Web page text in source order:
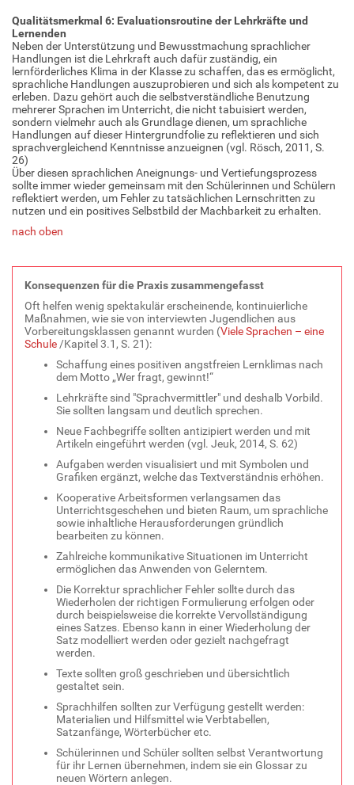
Qualitätsmerkmal 6: Evaluationsroutine der Lehrkräfte und
Lernenden
Neben der Unterstützung und Bewusstmachung sprachlicher
Handlungen ist die Lehrkraft auch dafür zuständig, ein
lernförderliches Klima in der Klasse zu schaffen, das es ermöglicht,
sprachliche Handlungen auszuprobieren und sich als kompetent zu
erleben. Dazu gehört auch die selbstverständliche Benutzung
mehrerer Sprachen im Unterricht, die nicht tabuisiert werden,
sondern vielmehr auch als Grundlage dienen, um sprachliche
Handlungen auf dieser Hintergrundfolie zu reflektieren und sich
sprachvergleichend Kenntnisse anzueignen (vgl. Rösch, 2011, S.
26)
Über diesen sprachlichen Aneignungs- und Vertiefungsprozess
sollte immer wieder gemeinsam mit den Schülerinnen und Schülern
reflektiert werden, um Fehler zu tatsächlichen Lernschritten zu
nutzen und ein positives Selbstbild der Machbarkeit zu erhalten.
nach oben
Konsequenzen für die Praxis zusammengefasst
Oft helfen wenig spektakulär erscheinende, kontinuierliche
Maßnahmen, wie sie von interviewten Jugendlichen aus
Vorbereitungsklassen genannt wurden (Viele Sprachen – eine
Schule /Kapitel 3.1, S. 21):
Schaffung eines positiven angstfreien Lernklimas nach
dem Motto „Wer fragt, gewinnt!“
Lehrkräfte sind "Sprachvermittler" und deshalb Vorbild.
Sie sollten langsam und deutlich sprechen.
Neue Fachbegriffe sollten antizipiert werden und mit
Artikeln eingeführt werden (vgl. Jeuk, 2014, S. 62)
Aufgaben werden visualisiert und mit Symbolen und
Grafiken ergänzt, welche das Textverständnis erhöhen.
Kooperative Arbeitsformen verlangsamen das
Unterrichtsgeschehen und bieten Raum, um sprachliche
sowie inhaltliche Herausforderungen gründlich
bearbeiten zu können.
Zahlreiche kommunikative Situationen im Unterricht
ermöglichen das Anwenden von Gelerntem.
Die Korrektur sprachlicher Fehler sollte durch das
Wiederholen der richtigen Formulierung erfolgen oder
durch beispielsweise die korrekte Vervollständigung
eines Satzes. Ebenso kann in einer Wiederholung der
Satz modelliert werden oder gezielt nachgefragt
werden.
Texte sollten groß geschrieben und übersichtlich
gestaltet sein.
Sprachhilfen sollten zur Verfügung gestellt werden:
Materialien und Hilfsmittel wie Verbtabellen,
Satzanfänge, Wörterbücher etc.
Schülerinnen und Schüler sollten selbst Verantwortung
für ihr Lernen übernehmen, indem sie ein Glossar zu
neuen Wörtern anlegen.